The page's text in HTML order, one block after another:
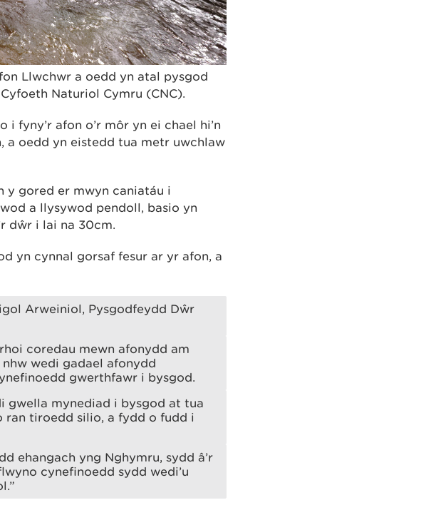
Llwchwr a oedd yn atal pysgod
Naturiol Cymru (CNC).
fyny’r afon o’r môr yn ei chael hi’n
a oedd yn eistedd tua metr uwchlaw
y gored er mwyn caniatáu i
a llysywod pendoll, basio yn
dŵr i lai na 30cm.
yn cynnal gorsaf fesur ar yr afon, a
Arweiniol, Pysgodfeydd Dŵr
coredau mewn afonydd am
wedi gadael afonydd
gwerthfawr i bysgod.
gwella mynediad i bysgod at tua
tiroedd silio, a fydd o fudd i
ehangach yng Nghymru, sydd â’r
cynefinoedd sydd wedi’u